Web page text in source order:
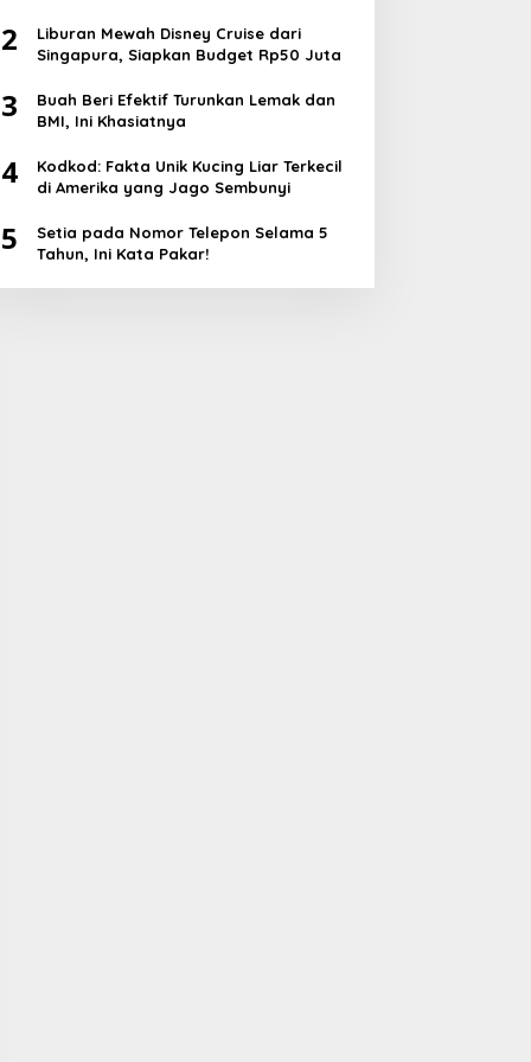
2
Liburan Mewah Disney Cruise dari
Singapura, Siapkan Budget Rp50 Juta
3
Buah Beri Efektif Turunkan Lemak dan
BMI, Ini Khasiatnya
4
Kodkod: Fakta Unik Kucing Liar Terkecil
di Amerika yang Jago Sembunyi
5
Setia pada Nomor Telepon Selama 5
Tahun, Ini Kata Pakar!